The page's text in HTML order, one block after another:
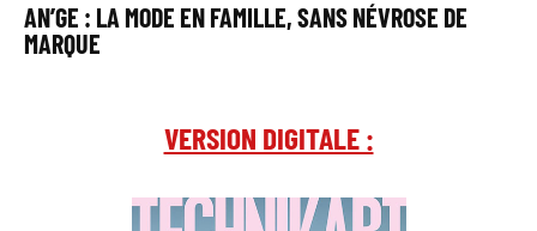
AN’GE : LA MODE EN FAMILLE, SANS NÉVROSE DE
MARQUE
VERSION DIGITALE :